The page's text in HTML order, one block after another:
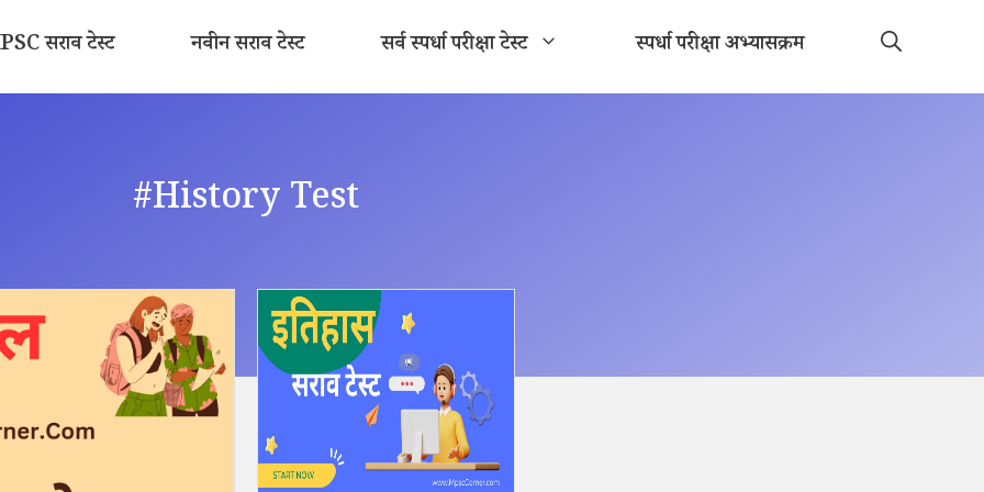
सराव टेस्ट नवीन सराव टेस्ट सर्व स्पर्धा परीक्षा टेस्ट स्पर्धा परीक्षा अभ्यासक्रम
#History Test